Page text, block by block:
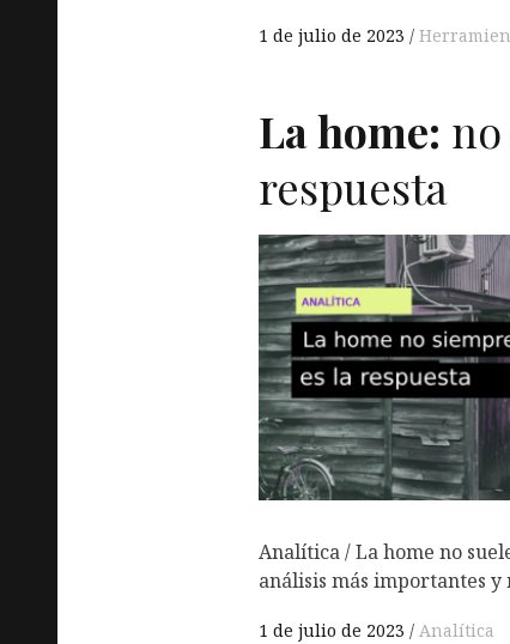
1 de julio de 2023
La home:
respuesta
Analítica / La home no
análisis más importantes
1 de julio de 2023 Analítica